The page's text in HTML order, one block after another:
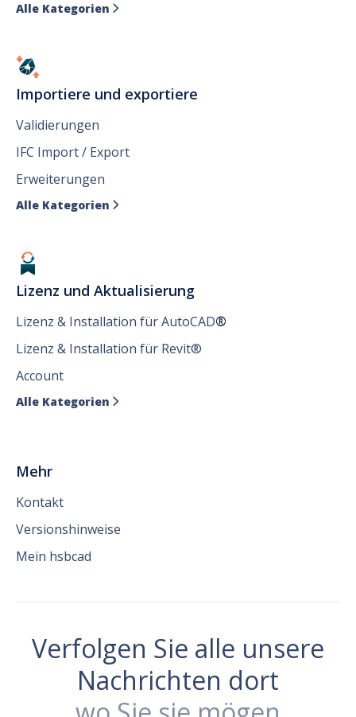
Alle Kategorien 
Importiere und exportiere
Validierungen
IFC Import / Export
Erweiterungen
Alle Kategorien 
Lizenz und Aktualisierung
Lizenz & Installation für AutoCAD®
Lizenz & Installation für Revit®
Account
Alle Kategorien 
Mehr
Kontakt
Versionshinweise
Mein hsbcad
Verfolgen Sie alle unsere
Nachrichten dort